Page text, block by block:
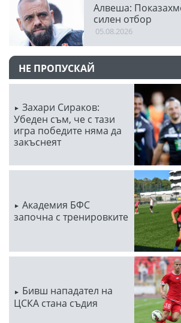
Алвеша:
силен отбор
05.08.2026
НЕ ПРОПУСКАЙ
Захари Сираков:
Убеден съм, че с тази
игра победите няма да
закъснеят
Академия БФС
започна с тренировките
Бивш нападател на
ЦСКА стана съдия